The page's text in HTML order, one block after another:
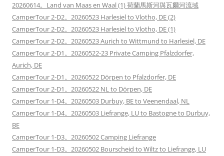
20260614。Land van Maas en Waal (1) 荷蘭馬斯河與瓦爾河流域
CamperTour 2-D2。20260523 Harlesiel to Vlotho, DE (2)
CamperTour 2-D2。20260523 Harlesiel to Vlotho, DE (1)
CamperTour 2-D2。20260523 Aurich to Wittmund to Harlesiel, DE
CamperTour 2-D1。20260522-23 Private Camping Pfalzdorfer,
Aurich, DE
CamperTour 2-D1。20260522 Dörpen to Pfalzdorfer, DE
CamperTour 2-D1。20260522 NL to Dörpen, DE
CamperTour 1-D4。20260503 Durbuy, BE to Veenendaal, NL
CamperTour 1-D4。20260503 Liefrange, LU to Bastogne to Durbuy,
BE
CamperTour 1-D3。20260502 Camping Liefrange
CamperTour 1-D3。20260502 Bourscheid to Wiltz to Liefrange, LU